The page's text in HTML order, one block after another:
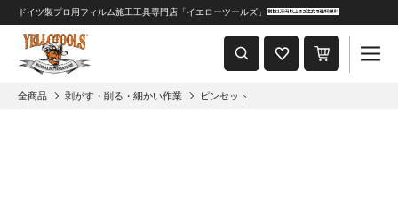
重要なおしらせ
2024年8月1日 価格改定につきまして
ドイツ製プロ用フィルム施工工具専門店「イエローツールズ」
全商品 剥がす・削る・細かい作業 ピンセット